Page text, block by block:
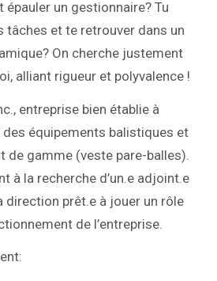
épauler un gestionnaire? Tu
tâches et te retrouver dans un
On cherche justement
alliant rigueur et polyvalence !
entreprise bien établie à
équipements balistiques et
de gamme (veste pare-balles).
à la recherche d’un.e adjoint.e
direction prêt.e à jouer un rôle
de l’entreprise.